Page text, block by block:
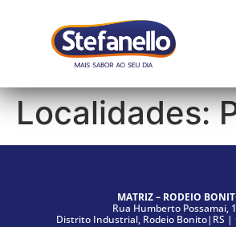
Localidades:
MATRIZ – RODEIO
Rua Humberto Possamai,
Distrito Industrial, Rodeio Bonito|RS |